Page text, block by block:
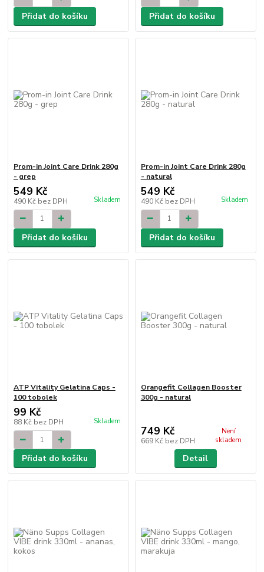
Přidat do košíku Přidat do košíku
Prom-in Joint Care Drink 280g
- grep
549 Kč
490 Kč bez DPH Skladem
Přidat do košíku
Prom-in Joint Care Drink 280g
- natural
549 Kč
490 Kč bez DPH Skladem
Přidat do košíku
ATP Vitality Gelatina Caps -
100 tobolek
99 Kč
88 Kč bez DPH Skladem
Přidat do košíku
Orangefit Collagen Booster
300g - natural
749 Kč
669 Kč bez DPH
Není
skladem
Detail